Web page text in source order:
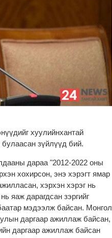
хуулийнхантай
зүйлүүд бий.
дараа "2012-2022 оны
хохирсон, энэ хэрэгт ямар
хэрхэн хэрэг нь
яаж дарагдсан зэргийг
мэдээлж байсан. Монгол
даргаар ажиллаж байсан,
даргаар ажиллаж байсан